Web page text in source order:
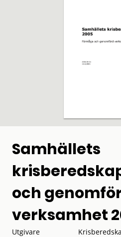
Samhällets
och
verksamhet
Utgivare